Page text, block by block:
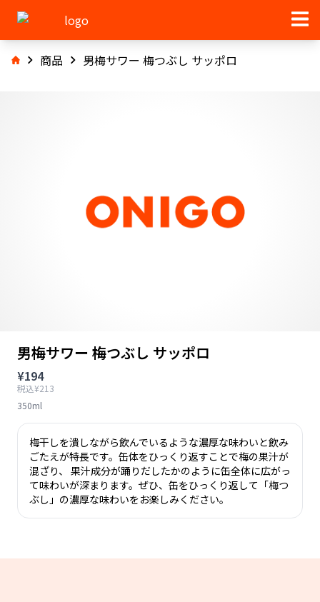
商品 男梅サワー 梅つぶし サッポロ
男梅サワー 梅つぶし サッポロ
¥194
税込¥213
350ml
梅干しを潰しながら飲んでいるような濃厚な味わいと飲み
ごたえが特長です。缶体をひっくり返すことで梅の果汁が
混ざり、 果汁成分が踊りだしたかのように缶全体に広がっ
て味わいが深まります。ぜひ、缶をひっくり返して「梅つ
ぶし」の濃厚な味わいをお楽しみください。